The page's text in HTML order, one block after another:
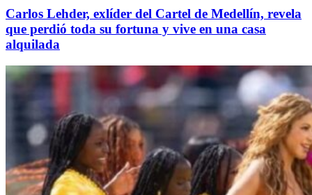
Carlos Lehder, exlíder del Cartel de Medellín, revela
que perdió toda su fortuna y vive en una casa
alquilada